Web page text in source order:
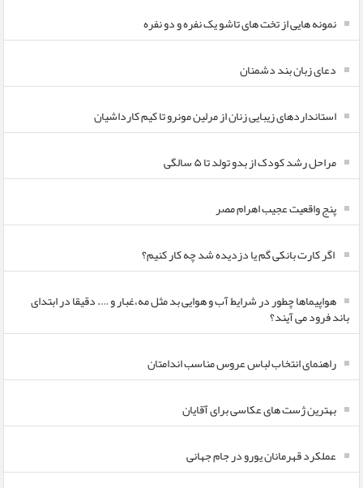
نمونه هایی از تخت های تاشو یک نفره و دو نفره
دعای زبان بند دشمنان
استانداردهای زیبایی زنان از مرلین مونرو تا کیم کارداشیان
مراحل رشد کودک از بدو تولد تا ۵ سالگی
پنج واقعیت عجیب اهرام مصر
اگر کارت بانکی گم یا دزدیده شد چه کار کنیم؟
هواپیماها چطور در شرایط آب و هوایی بد مثل مه،غبار و …. دقیقا در ابتدای
باند فرود می آیند؟
راهنمای انتخاب لباس عروس مناسب اندامتان
بهترین ژست های عکاسی برای آقایان
عملکرد قهرمانان یورو در جام جهانی